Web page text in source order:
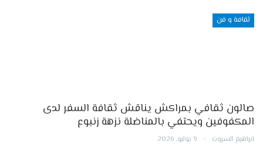
ثقافة و فن
صالون ثقافي بمراكش يناقش ثقافة السفر لدى
المكفوفين ويحتفي بالمناضلة نزهة زنبوع
ابراهيم السروت 9 يوليو, 2026